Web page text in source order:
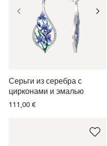
Серьги из серебра с
цирконами и эмалью
111,00 €